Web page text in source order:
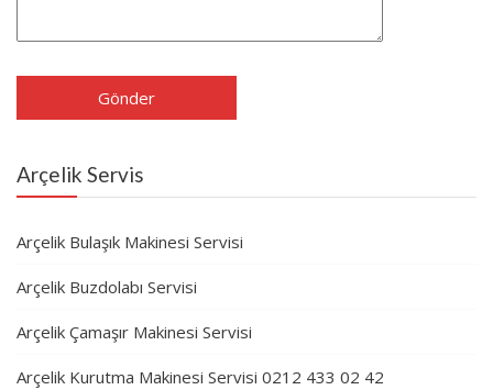
Arçelik Servis
Arçelik Bulaşık Makinesi Servisi
Arçelik Buzdolabı Servisi
Arçelik Çamaşır Makinesi Servisi
Arçelik Kurutma Makinesi Servisi 0212 433 02 42